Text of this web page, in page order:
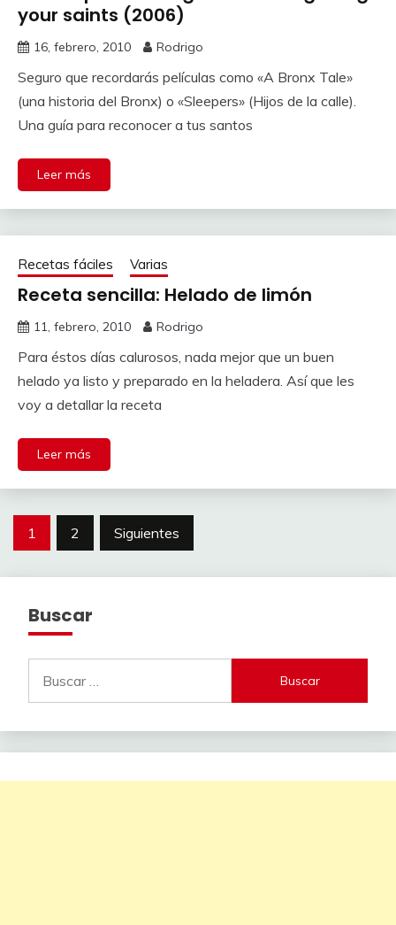
your saints (2006)
16, febrero, 2010 Rodrigo
Seguro que recordarás películas como «A Bronx Tale»
(una historia del Bronx) o «Sleepers» (Hijos de la calle).
Una guía para reconocer a tus santos
Leer más
Recetas fáciles Varias
Receta sencilla: Helado de limón
11, febrero, 2010 Rodrigo
Para éstos días calurosos, nada mejor que un buen
helado ya listo y preparado en la heladera. Así que les
voy a detallar la receta
Leer más
Paginación
1 2 Siguientes
Buscar